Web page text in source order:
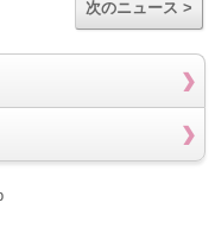
次のニュース >